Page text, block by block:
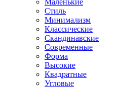
Маленькие
Стиль
Минимализм
Классические
Скандинавские
Современные
Форма
Высокие
Квадратные
Угловые